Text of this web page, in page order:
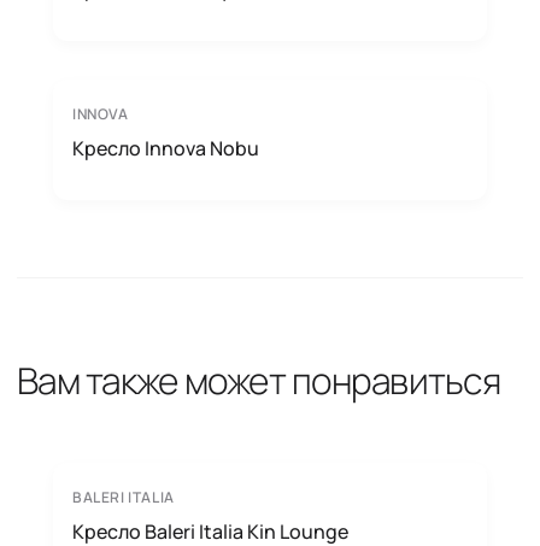
INNOVA
Кресло Innova Nobu
Вам также может понравиться
BALERI ITALIA
Кресло Baleri Italia Kin Lounge